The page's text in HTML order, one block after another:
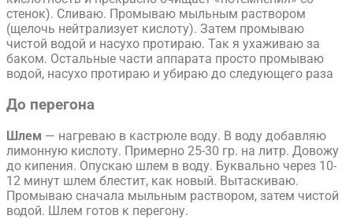
стенок). Сливаю. Промываю мыльным раствором
(щелочь нейтрализует кислоту). Затем промываю
чистой водой и насухо протираю. Так я ухаживаю за
баком. Остальные части аппарата просто промываю
водой, насухо протираю и убираю до следующего раза
До перегона
Шлем — нагреваю в кастрюле воду. В воду добавляю
лимонную кислоту. Примерно 25-30 гр. на литр. Довожу
до кипения. Опускаю шлем в воду. Буквально через 10-
12 минут шлем блестит, как новый. Вытаскиваю.
Промываю сначала мыльным раствором, затем чистой
водой. Шлем готов к перегону.